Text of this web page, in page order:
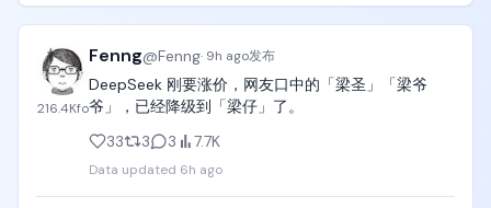
216.4Kfo
Fenng@Fenng· 9h ago发布
DeepSeek 刚要涨价，网友口中的「梁圣」「梁爷
爷」，已经降级到「梁仔」了。
33
3 3 7.7K
Data updated 6h ago